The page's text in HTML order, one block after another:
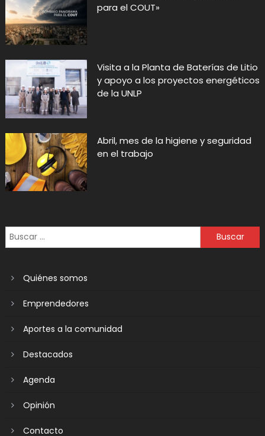
para el COUT»
Visita a la Planta de Baterías de Litio
y apoyo a los proyectos energéticos
de la UNLP
Abril, mes de la higiene y seguridad
en el trabajo
Quiénes somos
Emprendedores
Aportes a la comunidad
Destacados
Agenda
Opinión
Contacto